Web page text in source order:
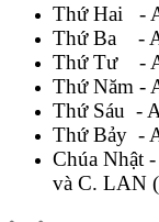
Thứ Hai -
Thứ Ba -
Thứ Tư -
Thứ Năm -
Thứ Sáu -
Thứ Bảy -
Chúa Nhật
và C. LAN